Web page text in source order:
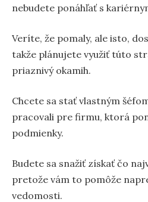
nebudete ponáhľať s
Veríte, že pomaly, ale isto,
takže plánujete využiť túto
priaznivý okamih.
Chcete sa stať vlastným
pracovali pre firmu, ktorá
podmienky.
Budete sa snažiť získať čo
pretože vám to pomôže
vedomosti.